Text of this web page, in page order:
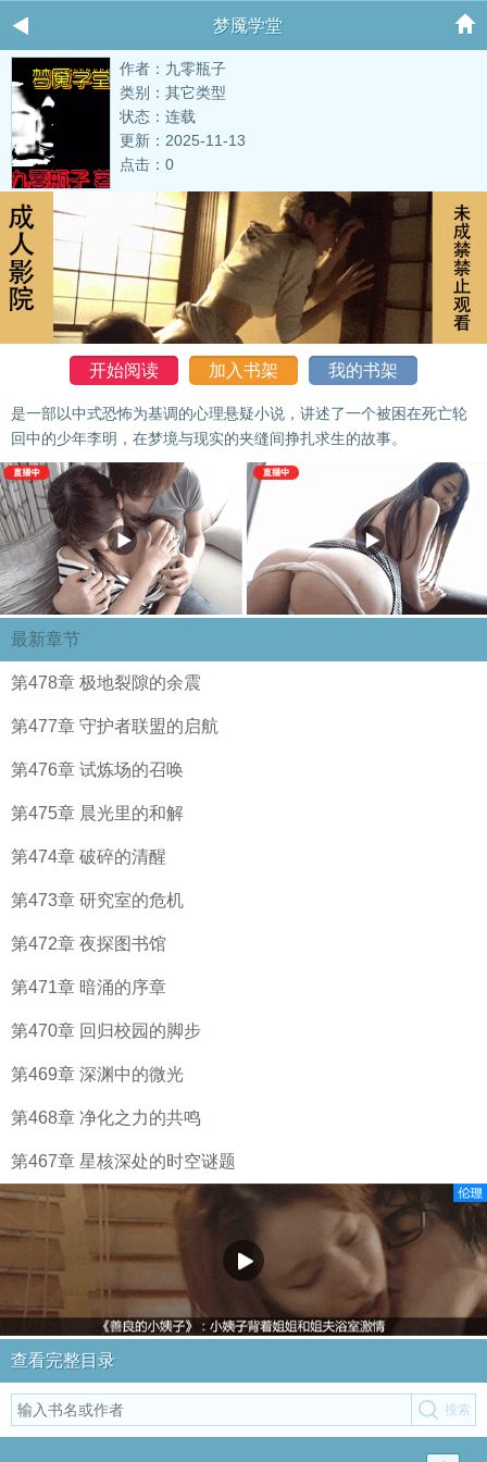
梦魇学堂
作者：九零瓶子
类别：其它类型
状态：连载
更新：2025-11-13
点击：0
开始阅读 加入书架 我的书架
是一部以中式恐怖为基调的心理悬疑小说，讲述了一个被困在死亡轮
回中的少年李明，在梦境与现实的夹缝间挣扎求生的故事。
最新章节
第478章 极地裂隙的余震
第477章 守护者联盟的启航
第476章 试炼场的召唤
第475章 晨光里的和解
第474章 破碎的清醒
第473章 研究室的危机
第472章 夜探图书馆
第471章 暗涌的序章
第470章 回归校园的脚步
第469章 深渊中的微光
第468章 净化之力的共鸣
第467章 星核深处的时空谜题
查看完整目录